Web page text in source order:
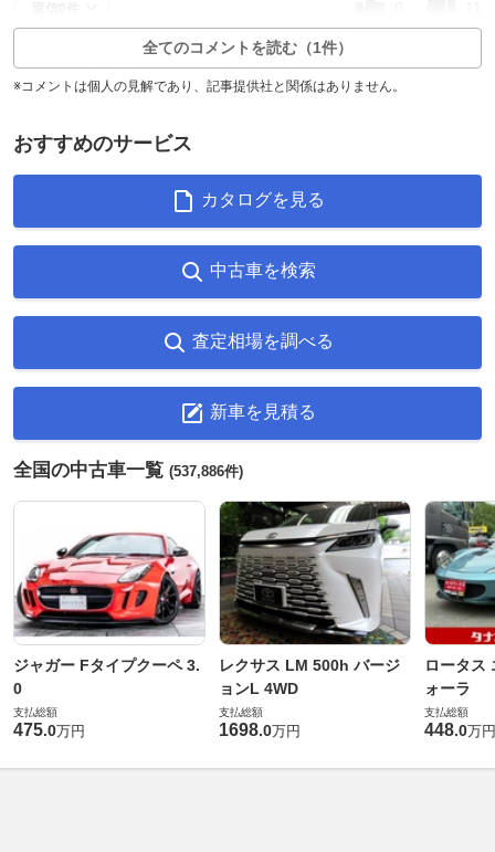
全てのコメントを読む（1件）
※コメントは個人の見解であり、記事提供社と関係はありません。
おすすめのサービス
カタログを見る
中古車を検索
査定相場を調べる
新車を見積る
全国の中古車一覧 (537,886件)
ジャガー Fタイプクーペ 3.
0
支払総額
475.0万円
レクサス LM 500h バージ
ョンL 4WD
支払総額
1698.0万円
ロータス
ォーラ
支払総額
448.0万円